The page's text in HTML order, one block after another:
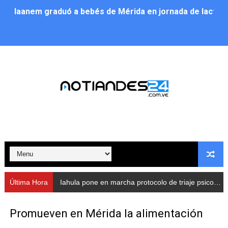
Iaanem graduó a bebés de Mérida en jornada de
Alcalde Nelson Álvarez llevó jornada recreativa a la
Nevado Gas optimiza servicio residencial en la
Balance semestral impulsa inclusión y atención a
Plan Vacacional Comunitario “Ríe 2026” recorre las
Alcaldía del Municipio Libertador realizó una jornada
Última Hora Iahula pone en marcha protocolo de triaje psicosocial para atender a rescatistas
Promueven en Mérida la alimentación